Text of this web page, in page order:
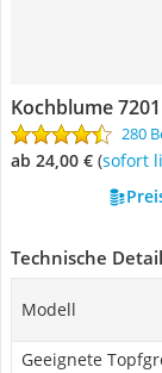
Kochblume
280
ab 24,00 € ( Sofort
Technische
Modell
Geeignete